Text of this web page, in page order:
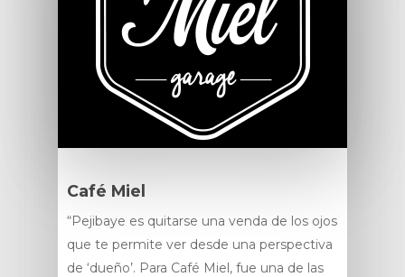
Café Miel
“Pejibaye es quitarse una venda de los ojos
que te permite ver desde una perspectiva
de ‘dueño’. Para Café Miel, fue una de las